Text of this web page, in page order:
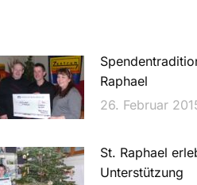
Raphael
26. Februar
St. Raphael
Unterstützung